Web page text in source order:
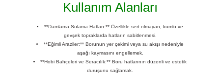
Kullanım Alanları
**Damlama Sulama Hatları:** Özellikle sert olmayan, kumlu ve
gevşek topraklarda hatların sabitlenmesi.
**Eğimli Araziler:** Borunun yer çekimi veya su akışı nedeniyle
aşağı kaymasını engellemek.
**Hobi Bahçeleri ve Seracılık:** Boru hatlarının düzenli ve estetik
duruşunu sağlamak.